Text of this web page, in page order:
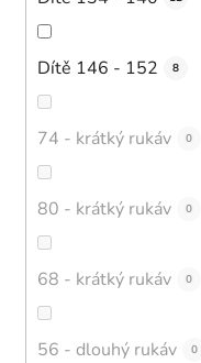
Dítě 146 - 152 8
74 - krátký rukáv 0
80 - krátký rukáv 0
68 - krátký rukáv 0
56 - dlouhý rukáv 0